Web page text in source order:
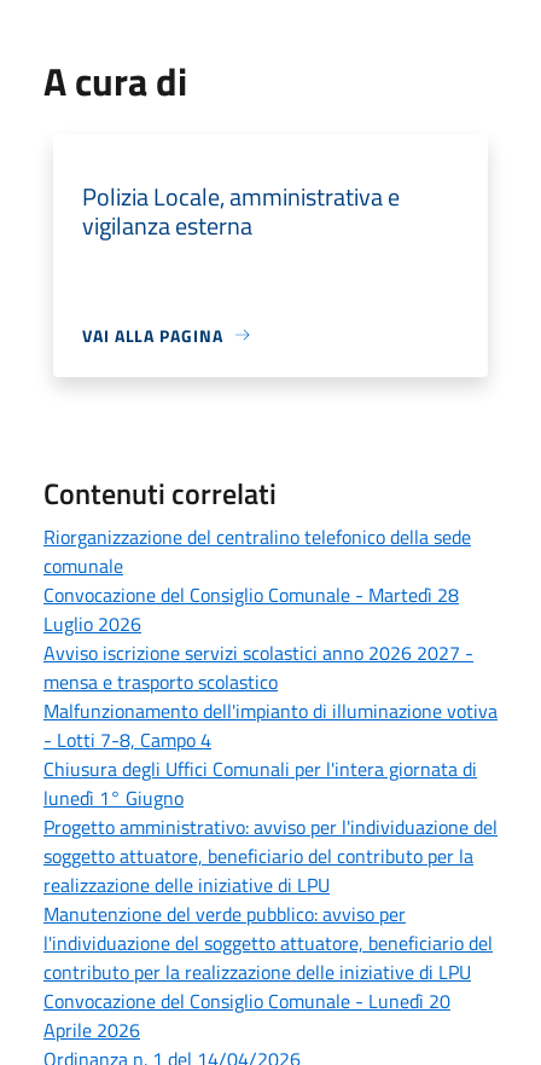
A cura di
Polizia Locale, amministrativa e
vigilanza esterna
VAI ALLA PAGINA
Contenuti correlati
Riorganizzazione del centralino telefonico della sede
comunale
Convocazione del Consiglio Comunale - Martedì 28
Luglio 2026
Avviso iscrizione servizi scolastici anno 2026 2027 -
mensa e trasporto scolastico
Malfunzionamento dell'impianto di illuminazione votiva
- Lotti 7-8, Campo 4
Chiusura degli Uffici Comunali per l'intera giornata di
lunedì 1° Giugno
Progetto amministrativo: avviso per l'individuazione del
soggetto attuatore, beneficiario del contributo per la
realizzazione delle iniziative di LPU
Manutenzione del verde pubblico: avviso per
l'individuazione del soggetto attuatore, beneficiario del
contributo per la realizzazione delle iniziative di LPU
Convocazione del Consiglio Comunale - Lunedì 20
Aprile 2026
Ordinanza n. 1 del 14/04/2026